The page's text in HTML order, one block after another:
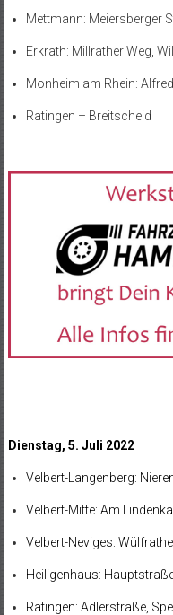
Mettmann: Meiersberger
Erkrath: Millrather Weg,
Monheim am Rhein:
Ratingen – Breitscheid
Dienstag, 5. Juli 2022
Velbert-Langenberg:
Velbert-Mitte: Am
Velbert-Neviges:
Heiligenhaus:
Ratingen: Adlerstraße,